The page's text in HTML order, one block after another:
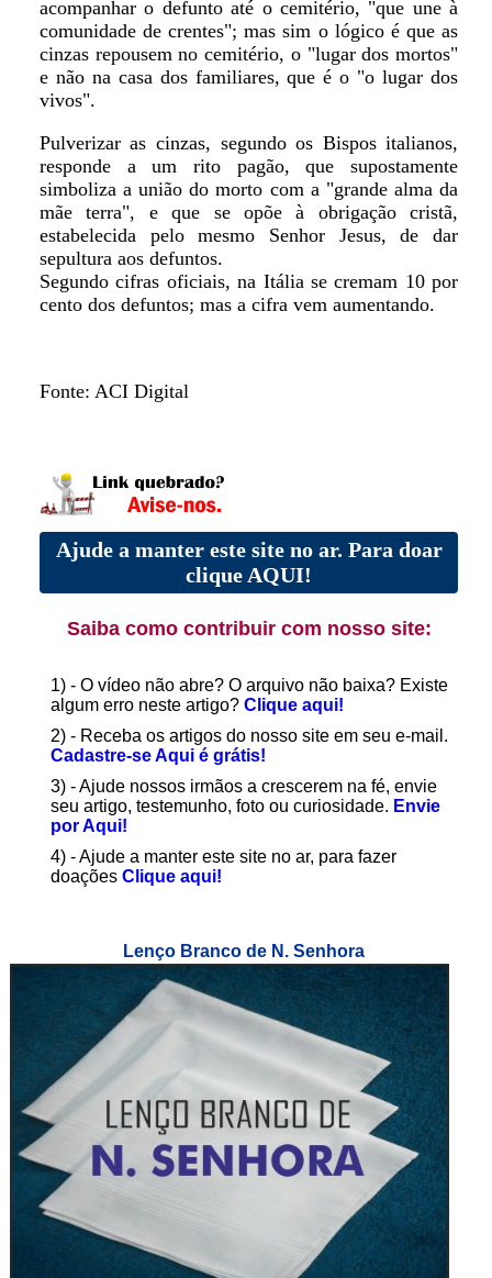
acompanhar o defunto até o cemitério, "que une à
comunidade de crentes"; mas sim o lógico é que as
cinzas repousem no cemitério, o "lugar dos mortos"
e não na casa dos familiares, que é o "o lugar dos
vivos".
Pulverizar as cinzas, segundo os Bispos italianos,
responde a um rito pagão, que supostamente
simboliza a união do morto com a "grande alma da
mãe terra", e que se opõe à obrigação cristã,
estabelecida pelo mesmo Senhor Jesus, de dar
sepultura aos defuntos.
Segundo cifras oficiais, na Itália se cremam 10 por
cento dos defuntos; mas a cifra vem aumentando.
Fonte: ACI Digital
Ajude a manter este site no ar. Para doar
clique AQUI!
Saiba como contribuir com nosso site:
1) - O vídeo não abre? O arquivo não baixa? Existe
algum erro neste artigo? Clique aqui!
2) - Receba os artigos do nosso site em seu e-mail.
Cadastre-se Aqui é grátis!
3) - Ajude nossos irmãos a crescerem na fé, envie
seu artigo, testemunho, foto ou curiosidade. Envie
por Aqui!
4) - Ajude a manter este site no ar, para fazer
doações Clique aqui!
Lenço Branco de N. Senhora